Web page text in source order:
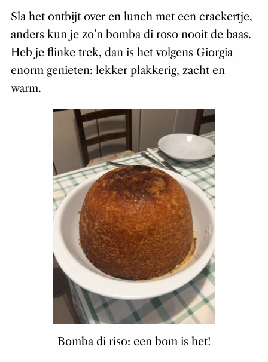
Sla het ontbijt over en lunch met een crackertje,
anders kun je zo’n bomba di roso nooit de baas.
Heb je flinke trek, dan is het volgens Giorgia
enorm genieten: lekker plakkerig, zacht en
warm.
Bomba di riso: een bom is het!